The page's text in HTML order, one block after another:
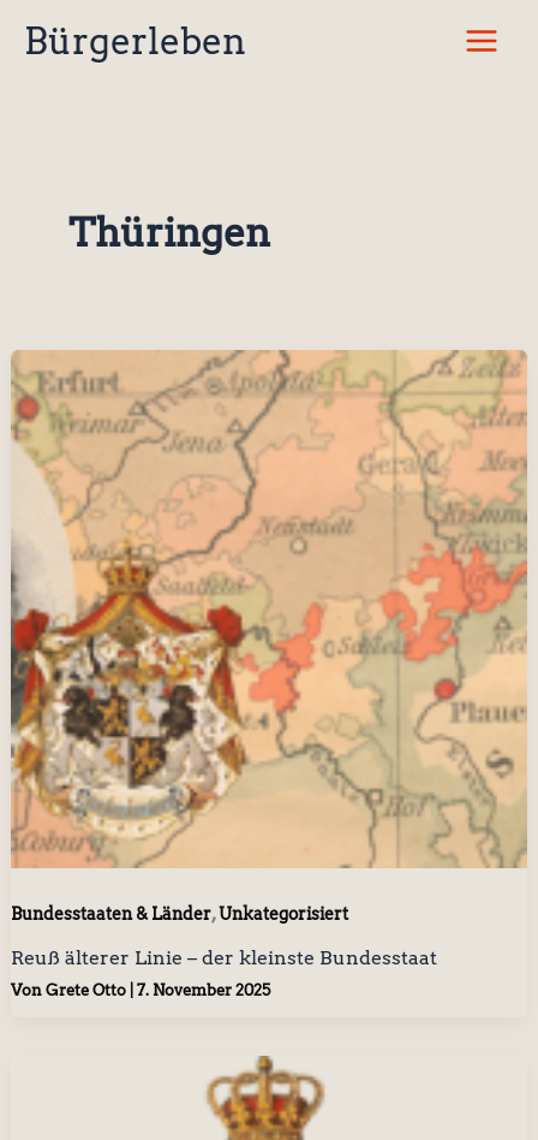
InhaltBürgerleben
Thüringen
Bundesstaaten & Länder,Unkategorisiert
Reuß älterer Linie – der kleinste Bundesstaat
Von Grete Otto 7. November 2025